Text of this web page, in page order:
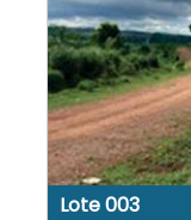
Lote 003